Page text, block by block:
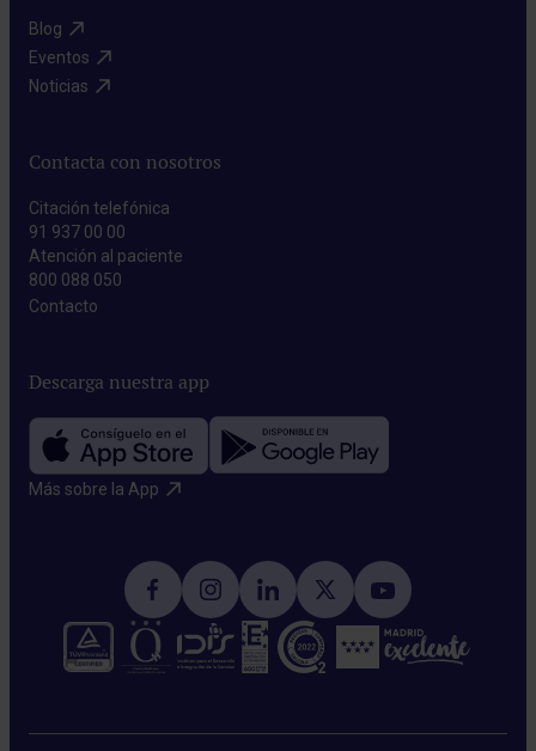
Blog​
Eventos​
Noticias​
Contacta con nosotros
Citación telefónica
91 937 00 00
Atención al paciente
800 088 050
Contacto​
Descarga nuestra app
Más sobre la App​